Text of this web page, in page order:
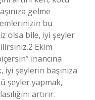
gelme
bu
olsa bile, iyi şeyler
Ekim
inancına
iyi şeylerin başınıza
şeyler yapmak,
artırır.